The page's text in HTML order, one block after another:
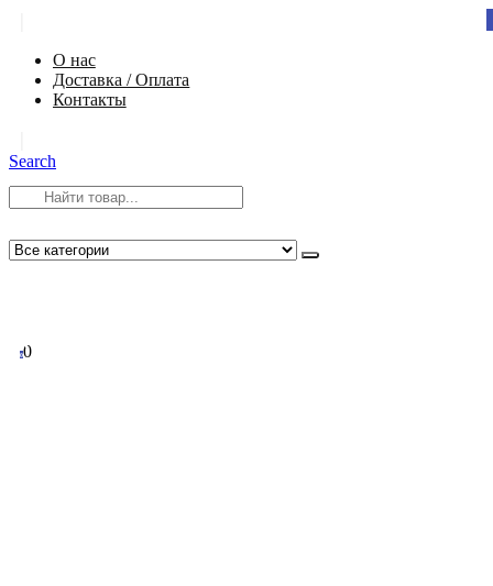
О нас
Доставка / Оплата
Контакты
Search
00